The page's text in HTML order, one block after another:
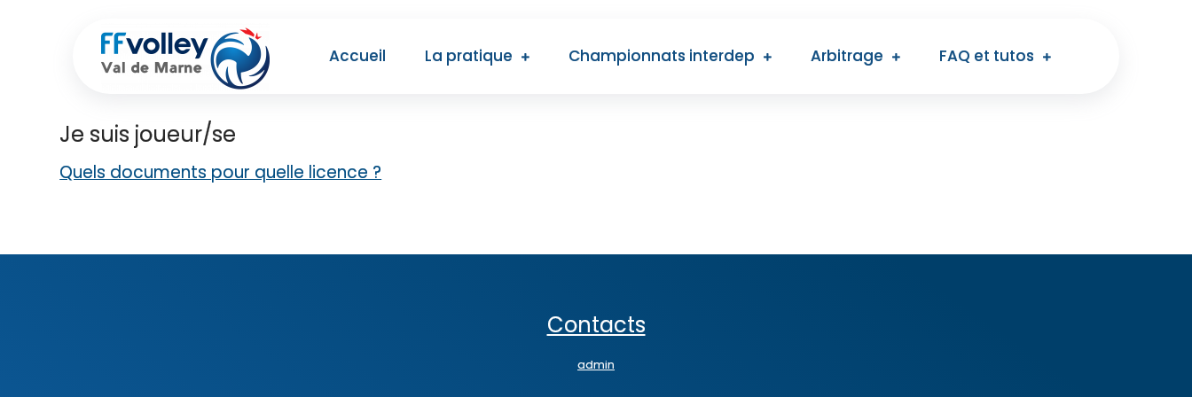
Accueil La pratique Championnats interdep Arbitrage FAQ et tutos
Je suis joueur/se
Quels documents pour quelle licence ?
Contacts
admin